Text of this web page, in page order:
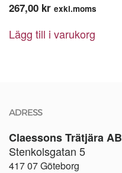
267,00 kr exkl.moms
Lägg till i varukorg
ADRESS
Claessons Trätjära AB
Stenkolsgatan 5
417 07 Göteborg